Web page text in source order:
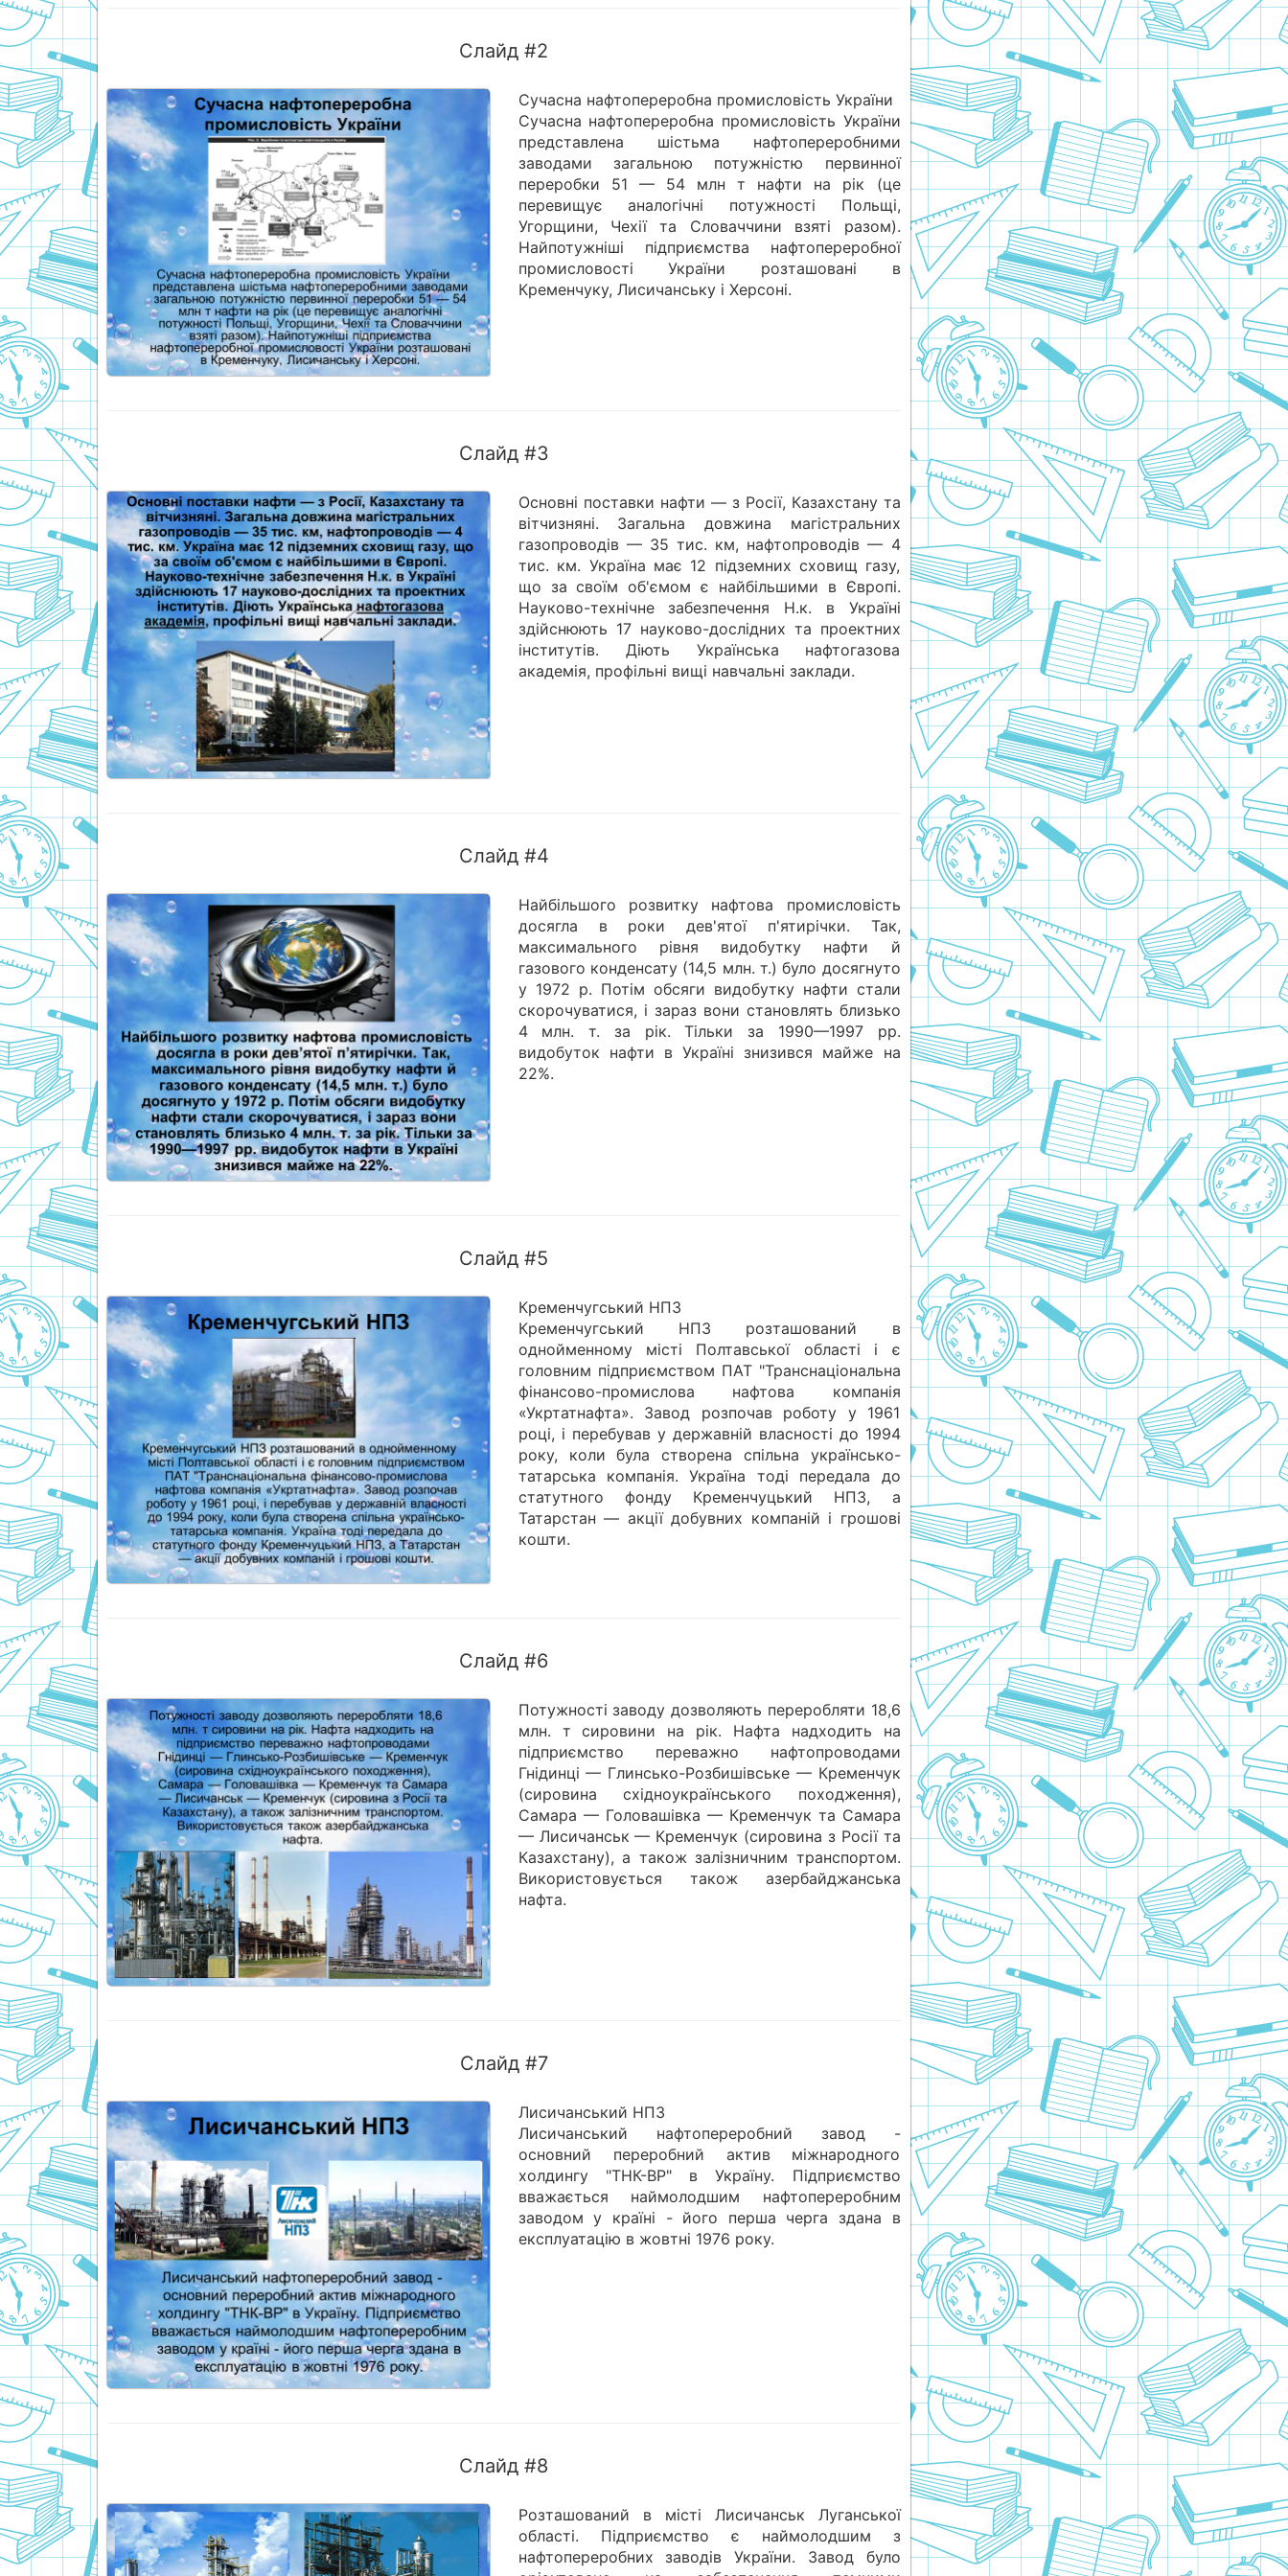
Слайд #2
Сучасна нафтопереробна промисловість України
Сучасна нафтопереробна промисловість України
представлена шістьма нафтопереробними
заводами загальною потужністю первинної
переробки 51 — 54 млн т нафти на рік (це
перевищує аналогічні потужності Польщі,
Угорщини, Чехії та Словаччини взяті разом).
Найпотужніші підприємства нафтопереробної
промисловості України розташовані в
Кременчуку, Лисичанську і Херсоні.
Слайд #3
Основні поставки нафти — з Росії, Казахстану та
вітчизняні. Загальна довжина магістральних
газопроводів — 35 тис. км, нафтопроводів — 4
тис. км. Україна має 12 підземних сховищ газу,
що за своїм об'ємом є найбільшими в Європі.
Науково-технічне забезпечення Н.к. в Україні
здійснюють 17 науково-дослідних та проектних
інститутів. Діють Українська нафтогазова
академія, профільні вищі навчальні заклади.
Слайд #4
Найбільшого розвитку нафтова промисловість
досягла в роки дев'ятої п'ятирічки. Так,
максимального рівня видобутку нафти й
газового конденсату (14,5 млн. т.) було досягнуто
у 1972 р. Потім обсяги видобутку нафти стали
скорочуватися, і зараз вони становлять близько
4 млн. т. за рік. Тільки за 1990—1997 рр.
видобуток нафти в Україні знизився майже на
22%.
Слайд #5
Кременчугський НПЗ
Кременчугський НПЗ розташований в
однойменному місті Полтавської області і є
головним підприємством ПАТ "Транснаціональна
фінансово-промислова нафтова компанія
«Укртатнафта». Завод розпочав роботу у 1961
році, і перебував у державній власності до 1994
року, коли була створена спільна українсько-
татарська компанія. Україна тоді передала до
статутного фонду Кременчуцький НПЗ, а
Татарстан — акції добувних компаній і грошові
кошти.
Слайд #6
Потужності заводу дозволяють переробляти 18,6
млн. т сировини на рік. Нафта надходить на
підприємство переважно нафтопроводами
Гнідинці — Глинсько-Розбишівське — Кременчук
(сировина східноукраїнського походження),
Самара — Головашівка — Кременчук та Самара
— Лисичанськ — Кременчук (сировина з Росії та
Казахстану), а також залізничним транспортом.
Використовується також азербайджанська
нафта.
Слайд #7
Лисичанський НПЗ
Лисичанський нафтопереробний завод -
основний переробний актив міжнародного
холдингу "ТНК-ВР" в Україну. Підприємство
вважається наймолодшим нафтопереробним
заводом у країні - його перша черга здана в
експлуатацію в жовтні 1976 року.
Слайд #8
Розташований в місті Лисичанськ Луганської
області. Підприємство є наймолодшим з
нафтопереробних заводів України. Завод було